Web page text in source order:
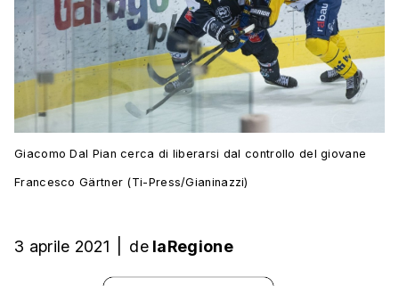
Giacomo Dal Pian cerca di liberarsi dal controllo del giovane
Francesco Gärtner (Ti-Press/Gianinazzi)
3 aprile 2021 de laRegione